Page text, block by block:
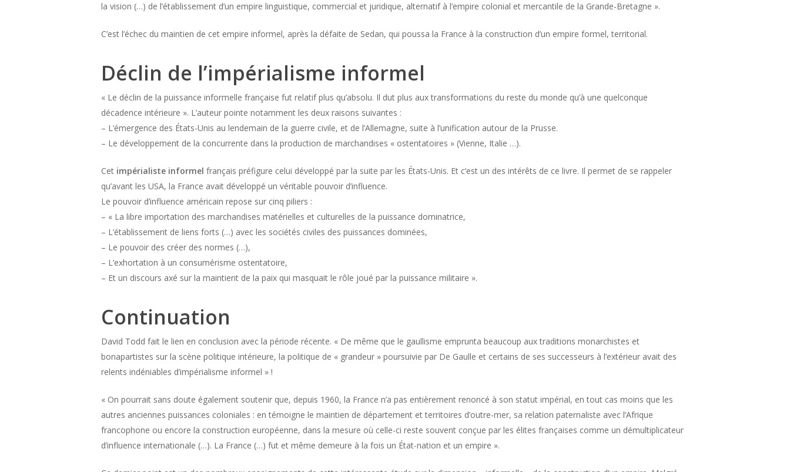
la vision (…) de l’établissement d’un empire linguistique, commercial et juridique, alternatif à l’empire colonial et mercantile de la Grande-Bretagne ».
C’est l’échec du maintien de cet empire informel, après la défaite de Sedan, qui poussa la France à la construction d’un empire formel, territorial.
Déclin de l’impérialisme informel
« Le déclin de la puissance informelle française fut relatif plus qu’absolu. Il dut plus aux transformations du reste du monde qu’à une quelconque
décadence intérieure ». L’auteur pointe notamment les deux raisons suivantes :
– L’émergence des États-Unis au lendemain de la guerre civile, et de l’Allemagne, suite à l’unification autour de la Prusse.
– Le développement de la concurrente dans la production de marchandises « ostentatoires » (Vienne, Italie …).
Cet impérialiste informel français préfigure celui développé par la suite par les États-Unis. Et c’est un des intérêts de ce livre. Il permet de se rappeler
qu’avant les USA, la France avait développé un véritable pouvoir d’influence.
Le pouvoir d’influence américain repose sur cinq piliers :
– « La libre importation des marchandises matérielles et culturelles de la puissance dominatrice,
– L’établissement de liens forts (…) avec les sociétés civiles des puissances dominées,
– Le pouvoir des créer des normes (…),
– L’exhortation à un consumérisme ostentatoire,
– Et un discours axé sur la maintient de la paix qui masquait le rôle joué par la puissance militaire ».
Continuation
David Todd fait le lien en conclusion avec la période récente. « De même que le gaullisme emprunta beaucoup aux traditions monarchistes et
bonapartistes sur la scène politique intérieure, la politique de « grandeur » poursuivie par De Gaulle et certains de ses successeurs à l’extérieur avait des
relents indéniables d’impérialisme informel » !
« On pourrait sans doute également soutenir que, depuis 1960, la France n’a pas entièrement renoncé à son statut impérial, en tout cas moins que les
autres anciennes puissances coloniales : en témoigne le maintien de département et territoires d’outre-mer, sa relation paternaliste avec l’Afrique
francophone ou encore la construction européenne, dans la mesure où celle-ci reste souvent conçue par les élites françaises comme un démultiplicateur
d’influence internationale (…). La France (…) fut et même demeure à la fois un État-nation et un empire ».